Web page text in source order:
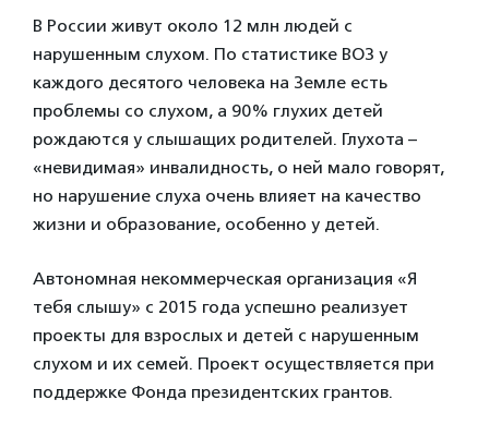
В России живут около 12 млн людей с
нарушенным слухом. По статистике ВОЗ у
каждого десятого человека на Земле есть
проблемы со слухом, а 90% глухих детей
рождаются у слышащих родителей. Глухота –
«невидимая» инвалидность, о ней мало говорят,
но нарушение слуха очень влияет на качество
жизни и образование, особенно у детей.
Автономная некоммерческая организация «Я
тебя слышу» с 2015 года успешно реализует
проекты для взрослых и детей с нарушенным
слухом и их семей. Проект осуществляется при
поддержке Фонда президентских грантов.